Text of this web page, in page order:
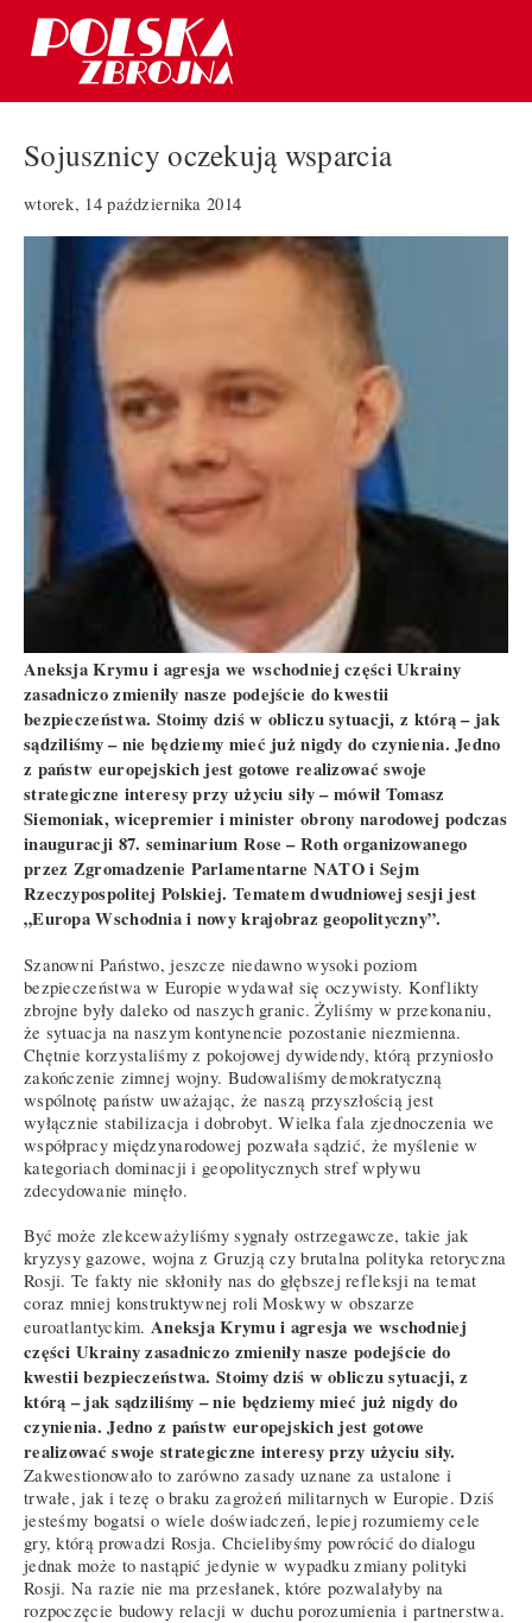
Sojusznicy oczekują wsparcia
wtorek, 14 października 2014
Aneksja Krymu i agresja we wschodniej części Ukrainy
zasadniczo zmieniły nasze podejście do kwestii
bezpieczeństwa. Stoimy dziś w obliczu sytuacji, z którą – jak
sądziliśmy – nie będziemy mieć już nigdy do czynienia. Jedno
z państw europejskich jest gotowe realizować swoje
strategiczne interesy przy użyciu siły – mówił Tomasz
Siemoniak, wicepremier i minister obrony narodowej podczas
inauguracji 87. seminarium Rose – Roth organizowanego
przez Zgromadzenie Parlamentarne NATO i Sejm
Rzeczypospolitej Polskiej. Tematem dwudniowej sesji jest
„Europa Wschodnia i nowy krajobraz geopolityczny”.
Szanowni Państwo, jeszcze niedawno wysoki poziom
bezpieczeństwa w Europie wydawał się oczywisty. Konflikty
zbrojne były daleko od naszych granic. Żyliśmy w przekonaniu,
że sytuacja na naszym kontynencie pozostanie niezmienna.
Chętnie korzystaliśmy z pokojowej dywidendy, którą przyniosło
zakończenie zimnej wojny. Budowaliśmy demokratyczną
wspólnotę państw uważając, że naszą przyszłością jest
wyłącznie stabilizacja i dobrobyt. Wielka fala zjednoczenia we
współpracy międzynarodowej pozwała sądzić, że myślenie w
kategoriach dominacji i geopolitycznych stref wpływu
zdecydowanie minęło.
Być może zlekceważyliśmy sygnały ostrzegawcze, takie jak
kryzysy gazowe, wojna z Gruzją czy brutalna polityka retoryczna
Rosji. Te fakty nie skłoniły nas do głębszej refleksji na temat
coraz mniej konstruktywnej roli Moskwy w obszarze
euroatlantyckim. Aneksja Krymu i agresja we wschodniej
części Ukrainy zasadniczo zmieniły nasze podejście do
kwestii bezpieczeństwa. Stoimy dziś w obliczu sytuacji, z
którą – jak sądziliśmy – nie będziemy mieć już nigdy do
czynienia. Jedno z państw europejskich jest gotowe
realizować swoje strategiczne interesy przy użyciu siły.
Zakwestionowało to zarówno zasady uznane za ustalone i
trwałe, jak i tezę o braku zagrożeń militarnych w Europie. Dziś
jesteśmy bogatsi o wiele doświadczeń, lepiej rozumiemy cele
gry, którą prowadzi Rosja. Chcielibyśmy powrócić do dialogu
jednak może to nastąpić jedynie w wypadku zmiany polityki
Rosji. Na razie nie ma przesłanek, które pozwalałyby na
rozpoczęcie budowy relacji w duchu porozumienia i partnerstwa.